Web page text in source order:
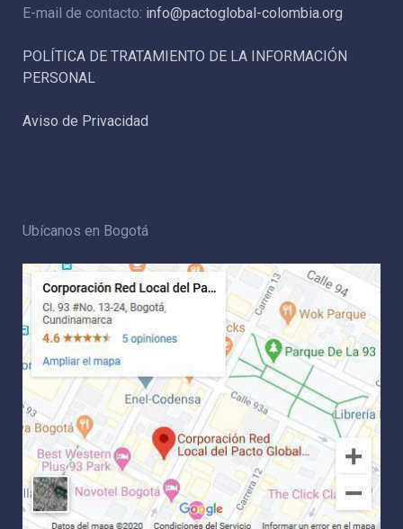
E-mail de contacto: info@pactoglobal-colombia.org
POLÍTICA DE TRATAMIENTO DE LA INFORMACIÓN
PERSONAL
Aviso de Privacidad
Ubícanos en Bogotá